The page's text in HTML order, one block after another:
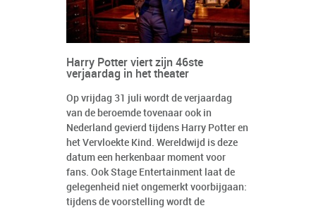
Harry Potter viert zijn 46ste
verjaardag in het theater
Op vrijdag 31 juli wordt de verjaardag
van de beroemde tovenaar ook in
Nederland gevierd tijdens Harry Potter en
het Vervloekte Kind. Wereldwijd is deze
datum een herkenbaar moment voor
fans. Ook Stage Entertainment laat de
gelegenheid niet ongemerkt voorbijgaan:
tijdens de voorstelling wordt de